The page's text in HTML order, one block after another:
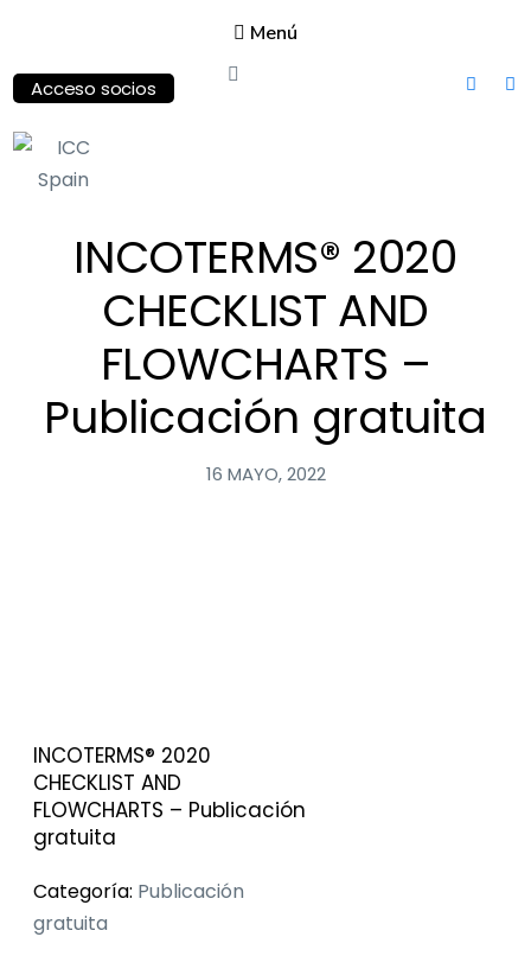
Menú
Spain
International
Chamber of
Commerce
Acceso socios
INCOTERMS® 2020
CHECKLIST AND
FLOWCHARTS –
Publicación gratuita
16 MAYO, 2022
INCOTERMS® 2020
CHECKLIST AND
FLOWCHARTS – Publicación
gratuita
Categoría: Publicación
gratuita